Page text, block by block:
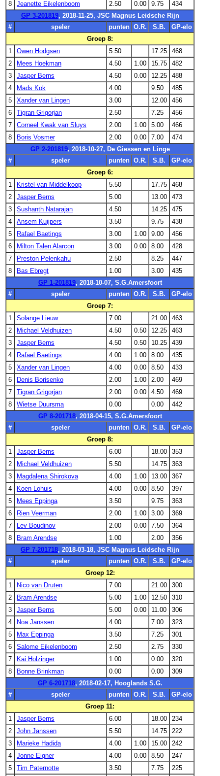
8 Jeanette Eikelenboom 2.50 0.00 9.75
434
GP 3-201819, 2018-11-25, JSC Magnus Leidsche Rijn
#
speler punten O.R. S.B.
GP-elo
Groep 8:
1
Owen Hodgsen 5.50 17.25
468
2
Mees Hoekman 4.50 1.00 15.75
482
3
Jasper Berns 4.50 0.00 12.25
488
4
Mads Kok 4.00 9.50
485
5
Xander van Lingen 3.00 12.00
456
6
Tigran Grigorjan 2.50 7.25
456
7
Corneel Kwak van Sluys 2.00 1.00 5.00
466
8
Boris Vosmer 2.00 0.00 7.00
474
GP 2-201819, 2018-10-27, De Giessen en Linge
#
speler punten O.R. S.B.
GP-elo
Groep 6:
1
Kristel van Middelkoop 5.50 17.75
468
2
Jasper Berns 5.00 13.00
473
3
Sushanth Natarajan 4.50 14.25
475
4
Ansem Kuijpers 3.50 9.75
438
5
Rafael Baetings 3.00 1.00 9.00
456
6
Milton Talen Alarcon 3.00 0.00 8.00
428
7
Preston Pelenkahu 2.50 8.25
447
8
Bas Ebregt 1.00 3.00
435
GP 1-201819, 2018-10-07, S.G.Amersfoort
#
speler punten O.R. S.B.
GP-elo
Groep 7:
1
Solange Lieuw 7.00 21.00
463
2
Michael Veldhuizen 4.50 0.50 12.25
463
3
Jasper Berns 4.50 0.50 10.25
439
4
Rafael Baetings 4.00 1.00 8.00
435
5
Xander van Lingen 4.00 0.00 8.50
433
6
Denis Borisenko 2.00 1.00 2.00
469
7
Tigran Grigorjan 2.00 0.00 4.50
469
8
Wietse Duursma 0.00 0.00
442
GP 8-201718, 2018-04-15, S.G.Amersfoort
#
speler punten O.R. S.B.
GP-elo
Groep 8:
1
Jasper Berns 6.00 18.00
353
2
Michael Veldhuizen 5.50 14.75
363
3
Magdalena Shirokova 4.00 1.00 13.00
367
4
Koen Lohuis 4.00 0.00 8.50
397
5
Mees Eppinga 3.50 9.75
363
6
Rien Veerman 2.00 1.00 3.00
369
7
Lev Boudinov 2.00 0.00 7.50
364
8
Bram Arendse 1.00 2.00
356
GP 7-201718, 2018-03-18, JSC Magnus Leidsche Rijn
#
speler punten O.R. S.B.
GP-elo
Groep 12:
1
Nico van Druten 7.00 21.00
300
2
Bram Arendse 5.00 1.00 12.50
310
3
Jasper Berns 5.00 0.00 11.00
306
4
Noa Janssen 4.00 7.00
323
5
Max Eppinga 3.50 7.25
301
6
Salome Eikelenboom 2.50 2.75
330
7
Kai Holzinger 1.00 0.00
320
8
Bonne Brinkman 0.00 0.00
309
GP 6-201718, 2018-02-17, Hooglands S.G.
#
speler punten O.R. S.B.
GP-elo
Groep 11:
1
Jasper Berns 6.00 18.00
234
2
John Janssen 5.50 14.75
222
3
Marieke Hadida 4.00 1.00 15.00
242
4
Jonne Eigner 4.00 0.00 8.50
247
5
Tim Paternotte 3.50 7.75
225